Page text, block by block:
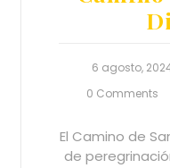
6 agosto,
0 Comments
El Camino de Santiago es una de las rutas
de